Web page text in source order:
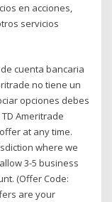
en acciones,
servicios
cuenta bancaria
no tiene un
opciones debes
Ameritrade
at any time.
where we
3-5 business
(Offer Code:
are your